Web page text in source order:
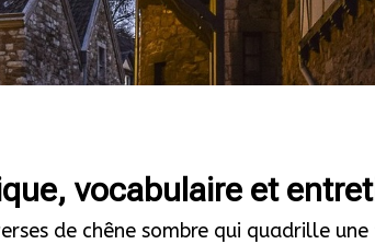
vocabulaire et
de chêne sombre qui quadrille